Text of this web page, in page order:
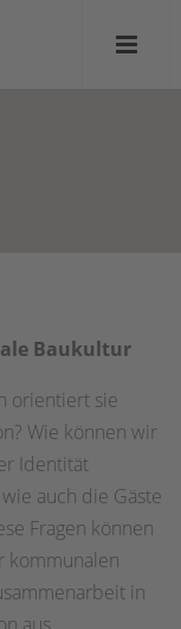
Baukultur
orientiert sie
Wie können wir
Identität
auch die Gäste
Fragen können
kommunalen
in